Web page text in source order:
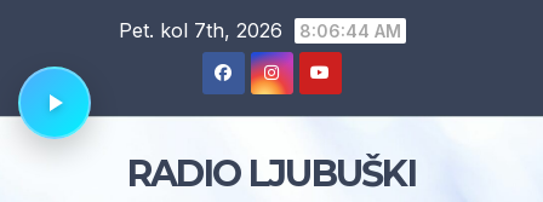
content
Pet. kol 7th, 2026 8:06:45 AM
RADIO LJUBUŠKI